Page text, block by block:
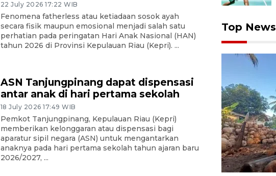
22 July 2026 17:22 WIB
Fenomena fatherless atau ketiadaan sosok ayah
secara fisik maupun emosional menjadi salah satu
perhatian pada peringatan Hari Anak Nasional (HAN)
tahun 2026 di Provinsi Kepulauan Riau (Kepri). ...
ASN Tanjungpinang dapat dispensasi
antar anak di hari pertama sekolah
18 July 2026 17:49 WIB
Pemkot Tanjungpinang, Kepulauan Riau (Kepri)
memberikan kelonggaran atau dispensasi bagi
aparatur sipil negara (ASN) untuk mengantarkan
anaknya pada hari pertama sekolah tahun ajaran baru
2026/2027, ...
Top News